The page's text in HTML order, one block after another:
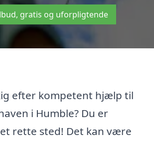
gratis og uforpligtende
efter kompetent hjælp til
i Humble? Du er
rette sted! Det kan være